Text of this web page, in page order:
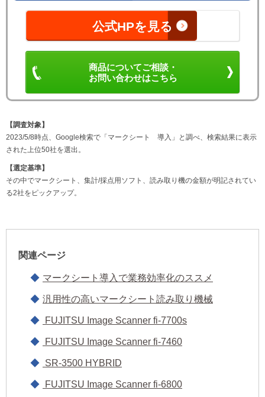
公式HPを見る
商品についてご相談・
お問い合わせはこちら
【調査対象】
2023/5/8時点、Google検索で「マークシート 導入」と調べ、検索結果に表示
された上位50社を選出。
【選定基準】
その中でマークシート、集計/採点用ソフト、読み取り機の金額が明記されてい
る2社をピックアップ。
関連ページ
マークシート導入で業務効率化のススメ
汎用性の高いマークシート読み取り機械
FUJITSU Image Scanner fi-7700s
FUJITSU Image Scanner fi-7460
SR-3500 HYBRID
FUJITSU Image Scanner fi-6800